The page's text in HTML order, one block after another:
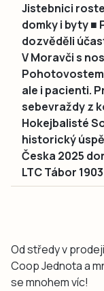
Jistebnici
domky i byty ■
dozvěděli
V Moravči s
ale i pacienti.
sebevraždy z
Hokejbalisté
historický
Česka 2025
LTC Tábor
Od středy v
Coop Jednota a
se mnohem víc!